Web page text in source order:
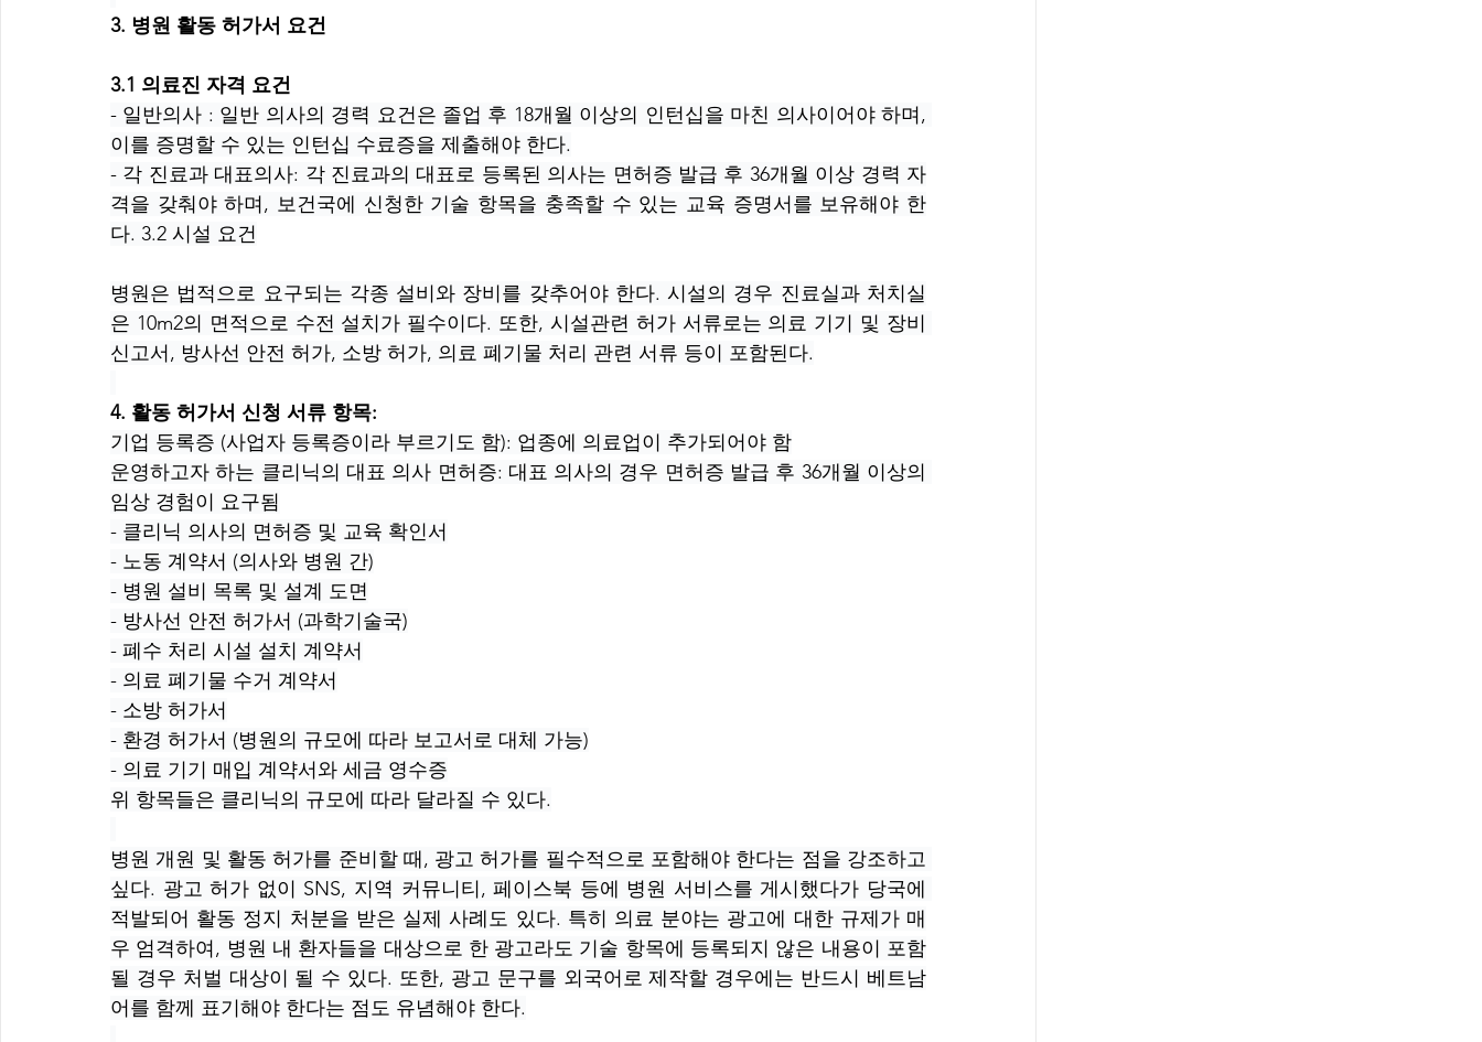
3. 병원 활동 허가서 요건
3.1 의료진 자격 요건
- 일반의사 : 일반 의사의 경력 요건은 졸업 후 18개월 이상의 인턴십을 마친 의사이어야 하며,
이를 증명할 수 있는 인턴십 수료증을 제출해야 한다.
- 각 진료과 대표의사: 각 진료과의 대표로 등록된 의사는 면허증 발급 후 36개월 이상 경력 자
격을 갖춰야 하며, 보건국에 신청한 기술 항목을 충족할 수 있는 교육 증명서를 보유해야 한
다. 3.2 시설 요건
병원은 법적으로 요구되는 각종 설비와 장비를 갖추어야 한다. 시설의 경우 진료실과 처치실
은 10m2의 면적으로 수전 설치가 필수이다. 또한, 시설관련 허가 서류로는 의료 기기 및 장비
신고서, 방사선 안전 허가, 소방 허가, 의료 폐기물 처리 관련 서류 등이 포함된다.
4. 활동 허가서 신청 서류 항목:
기업 등록증 (사업자 등록증이라 부르기도 함): 업종에 의료업이 추가되어야 함
운영하고자 하는 클리닉의 대표 의사 면허증: 대표 의사의 경우 면허증 발급 후 36개월 이상의
임상 경험이 요구됨
- 클리닉 의사의 면허증 및 교육 확인서
- 노동 계약서 (의사와 병원 간)
- 병원 설비 목록 및 설계 도면
- 방사선 안전 허가서 (과학기술국)
- 폐수 처리 시설 설치 계약서
- 의료 폐기물 수거 계약서
- 소방 허가서
- 환경 허가서 (병원의 규모에 따라 보고서로 대체 가능)
- 의료 기기 매입 계약서와 세금 영수증
위 항목들은 클리닉의 규모에 따라 달라질 수 있다.
병원 개원 및 활동 허가를 준비할 때, 광고 허가를 필수적으로 포함해야 한다는 점을 강조하고
싶다. 광고 허가 없이 SNS, 지역 커뮤니티, 페이스북 등에 병원 서비스를 게시했다가 당국에
적발되어 활동 정지 처분을 받은 실제 사례도 있다. 특히 의료 분야는 광고에 대한 규제가 매
우 엄격하여, 병원 내 환자들을 대상으로 한 광고라도 기술 항목에 등록되지 않은 내용이 포함
될 경우 처벌 대상이 될 수 있다. 또한, 광고 문구를 외국어로 제작할 경우에는 반드시 베트남
어를 함께 표기해야 한다는 점도 유념해야 한다.